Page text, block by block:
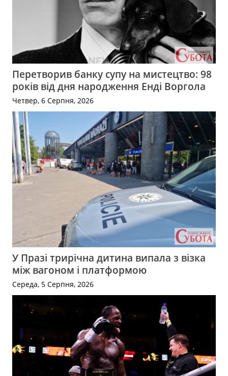
Перетворив банку супу на мистецтво: 98
років від дня народження Енді Воргола
Четвер, 6 Серпня, 2026
У Празі трирічна дитина випала з візка
між вагоном і платформою
Середа, 5 Серпня, 2026